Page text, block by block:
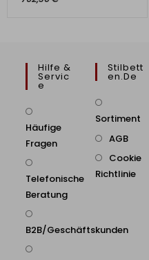
Hilfe &
Servic
E
Häufige
Fragen
Telefonische
Beratung
B2B/Geschäftskunden
Stilbett
En.de
Sortiment
AGB
Cookie
Richtlinie